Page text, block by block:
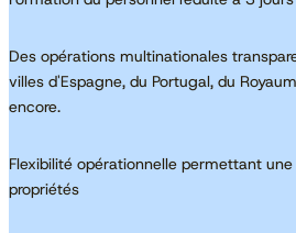
Des opérations multinationales
villes d'Espagne, du Portugal, du
encore.
Flexibilité opérationnelle permettant
propriétés